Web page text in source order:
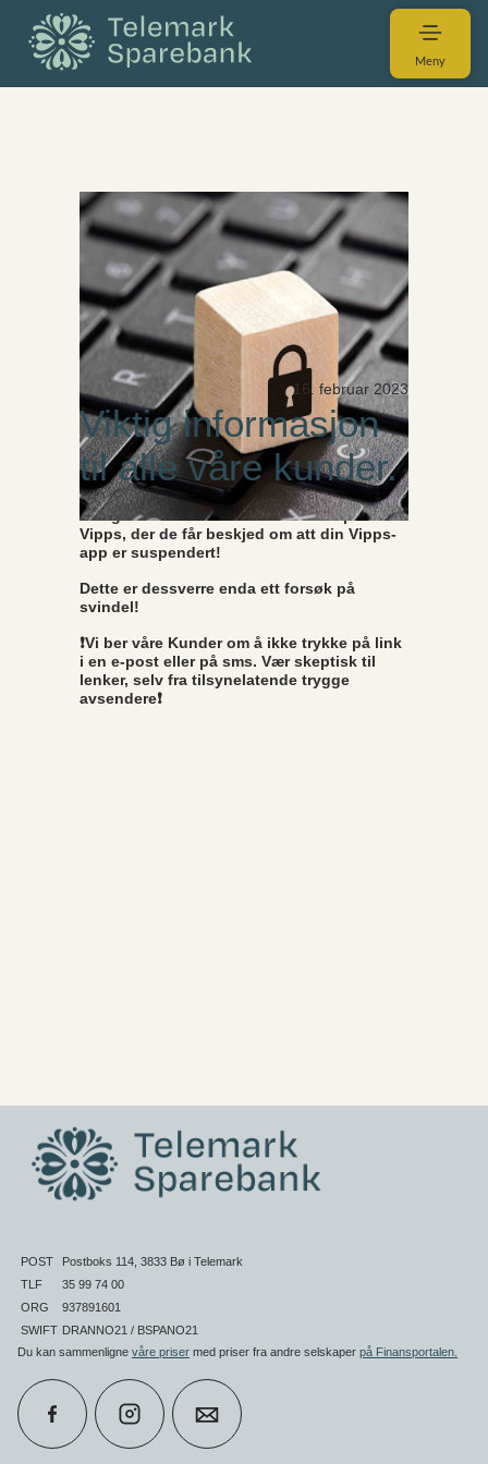
Meny
Viktig informasjon
til alle våre kunder.
16. februar 2023
Mange av våre kunder har mottatt epost fra
Vipps, der de får beskjed om att din Vipps-
app er suspendert!
Dette er dessverre enda ett forsøk på
svindel!
❗Vi ber våre Kunder om å ikke trykke på link
i en e-post eller på sms. Vær skeptisk til
lenker, selv fra tilsynelatende trygge
avsendere❗
POST
Postboks 114, 3833 Bø i Telemark
TLF
35 99 74 00
ORG
937891601
SWIFT DRANNO21 / BSPANO21
Du kan sammenligne våre priser med priser fra andre selskaper på Finansportalen